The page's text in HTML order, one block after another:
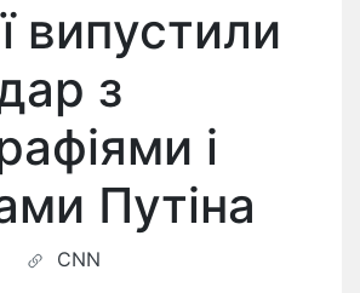
випустили
з
і
Путіна
CNN